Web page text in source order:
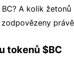
A kolik žetonů
tokenů $BC